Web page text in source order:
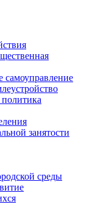
самоуправление
занятости
среды